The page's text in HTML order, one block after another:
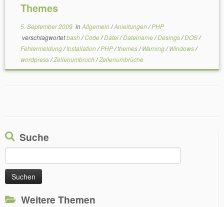
Themes
5. September 2009inAllgemein/Anleitungen/PHP
verschlagwortetbash/Code/Datei/Dateiname/Desings/DOS/
Fehlermeldung/Installation/PHP/themes/Warning/Windows/
wordpress/Zeilenumbruch/Zeilenumbrüche
Suche
nach:
Weitere Themen